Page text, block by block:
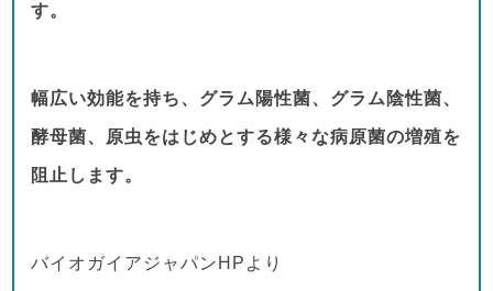
す。
幅広い効能を持ち、グラム陽性菌、グラム陰性菌、
酵母菌、原虫をはじめとする様々な病原菌の増殖を
阻止します。
バイオガイアジャパンHPより